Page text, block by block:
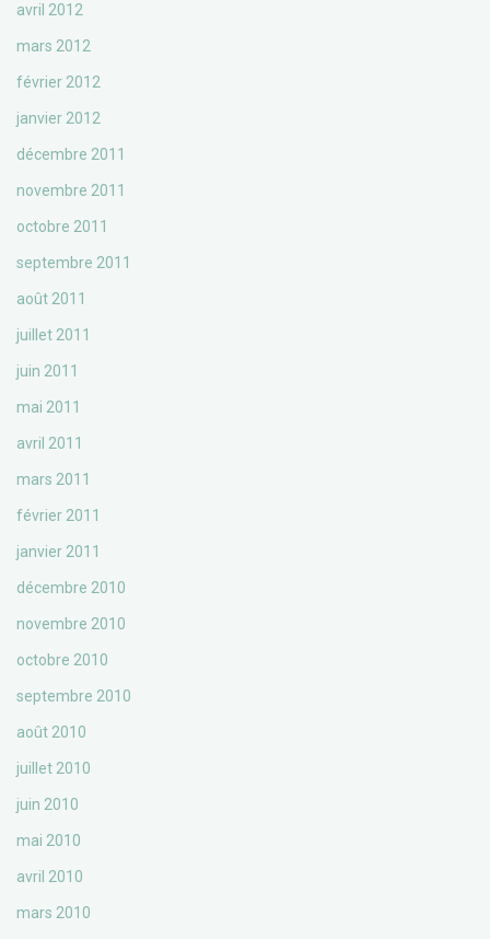
avril 2012
mars 2012
février 2012
janvier 2012
décembre 2011
novembre 2011
octobre 2011
septembre 2011
août 2011
juillet 2011
juin 2011
mai 2011
avril 2011
mars 2011
février 2011
janvier 2011
décembre 2010
novembre 2010
octobre 2010
septembre 2010
août 2010
juillet 2010
juin 2010
mai 2010
avril 2010
mars 2010